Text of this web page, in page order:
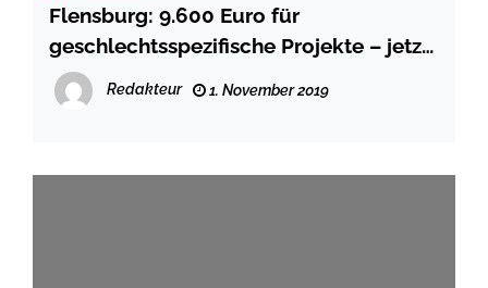
Flensburg: 9.600 Euro für
geschlechtsspezifische Projekte – jetzt
beantragen!
Redakteur 1. November 2019